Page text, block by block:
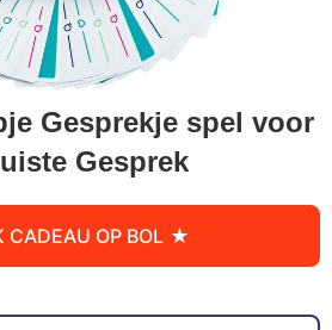
Gesprekje spel voor
Gesprek
CADEAU OP BOL